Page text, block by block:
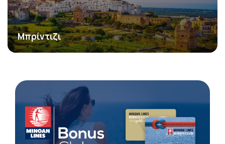
Μπρίντιζι